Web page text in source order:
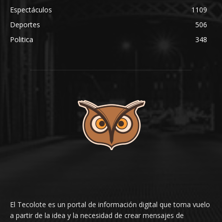
Espectáculos
1109
Deportes
506
Politica
348
El Tecolote es un portal de información digital que toma vuelo
a partir de la idea y la necesidad de crear mensajes de